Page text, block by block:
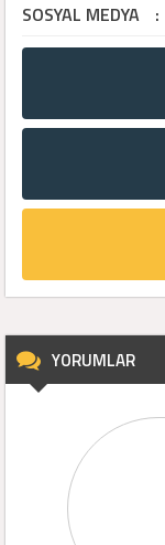
SOSYAL MEDYA :
YORUMLAR